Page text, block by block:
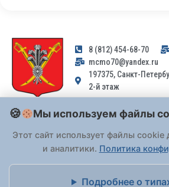
8 (812) 454-68-70
mcmo70@yandex.ru
197375, Санкт-
2-й этаж
Заявления и обращения граждан и
Федерального закона от 02.05.2006
принимаются только: по почте, через
или лично при предъявлении
Мы используем файлы
Этот сайт использует файлы cookie
и аналитики. Политика
Подробнее о